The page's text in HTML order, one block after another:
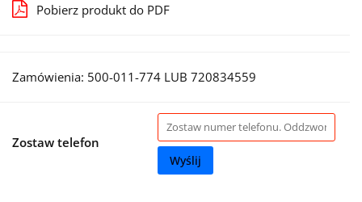
Pobierz produkt do PDF
Zamówienia: 500-011-774 LUB 720834559
Zostaw telefon
Wyślij